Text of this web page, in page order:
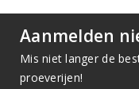
Aanmelden
Mis niet langer de
proeverijen!